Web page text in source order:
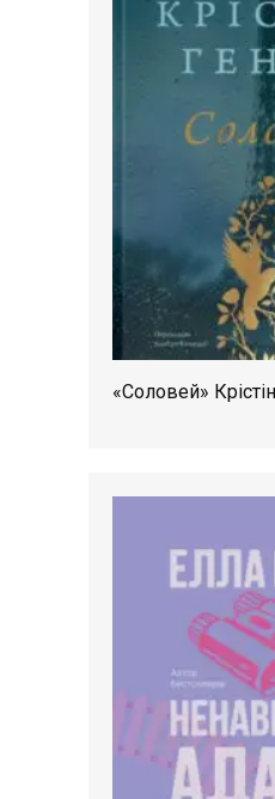
«Соловей»